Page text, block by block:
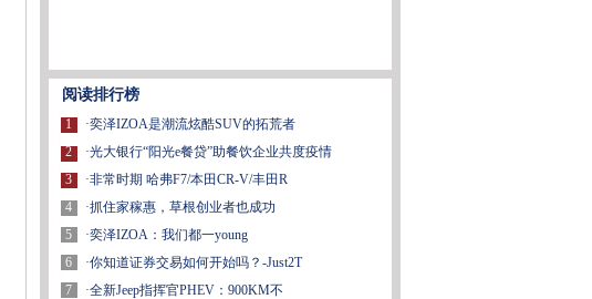
阅读排行榜
1
2
3
4
5
6
7
·奕泽IZOA是潮流炫酷SUV的拓荒者
·光大银行“阳光e餐贷”助餐饮企业共度疫情
·非常时期 哈弗F7/本田CR-V/丰田R
·抓住家稼惠，草根创业者也成功
·奕泽IZOA：我们都一young
·你知道证券交易如何开始吗？-Just2T
·全新Jeep指挥官PHEV：900KM不